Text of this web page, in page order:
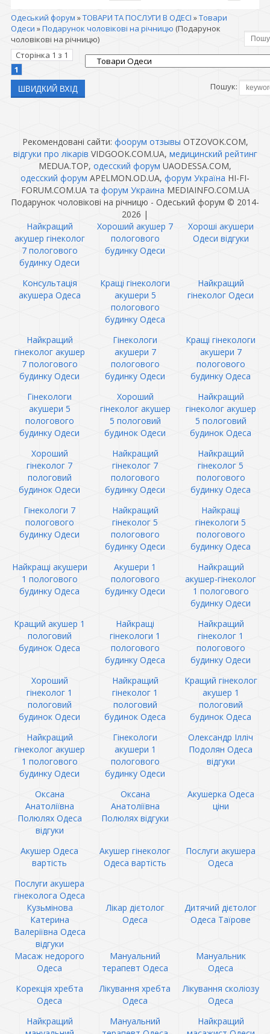
Одеський форум »ТОВАРИ ТА ПОСЛУГИ В ОДЕСІ »Товари
Одеси »Подарунок чоловікові на річницю (Подарунок
чоловікові на річницю)
Сторінка 1 з 1
1
Пошук:
Рекомендовані сайти: фоорум отзывы OTZOVOK.COM,
відгуки про лікарів VIDGOOK.COM.UA, медицинский рейтинг
MEDUA.TOP, одесский форум UAODESSA.COM,
одесский форум APELMON.OD.UA, форум Україна HI-FI-
FORUM.COM.UA та форум Украина MEDIAINFO.COM.UA
Подарунок чоловікові на річницю - Одеський форум © 2014-
2026 |
Найкращий
акушер гінеколог
7 пологового
будинку Одеси
Хороший акушер 7
пологового
будинку Одеси
Хороші акушери
Одеси відгуки
Консультація
акушера Одеса
Кращі гінекологи
акушери 5
пологового
будинку Одеса
Найкращий
гінеколог Одеси
Найкращий
гінеколог акушер
7 пологового
будинку Одеси
Гінекологи
акушери 7
пологового
будинку Одеси
Кращі гінекологи
акушери 7
пологового
будинку Одеса
Гінекологи
акушери 5
пологового
будинку Одеси
Хороший
гінеколог акушер
5 пологовий
будинок Одеси
Найкращий
гінеколог акушер
5 пологовий
будинок Одеса
Хороший
гінеколог 7
пологовий
будинок Одеси
Найкращий
гінеколог 7
пологового
будинку Одеси
Найкращий
гінеколог 5
пологового
будинку Одеса
Гінекологи 7
пологового
будинку Одеси
Найкращий
гінеколог 5
пологового
будинку Одеси
Найкращі
гінекологи 5
пологового
будинку Одеса
Найкращі акушери
1 пологового
будинку Одеса
Акушери 1
пологового
будинку Одеси
Найкращий
акушер-гінеколог
1 пологового
будинку Одеси
Кращий акушер 1
пологовий
будинок Одеса
Найкращі
гінекологи 1
пологового
будинку Одеса
Найкращий
гінеколог 1
пологового
будинку Одеси
Хороший
гінеколог 1
пологовий
будинок Одеси
Найкращий
гінеколог 1
пологовий
будинок Одеса
Кращий гінеколог
акушер 1
пологовий
будинок Одеса
Найкращий
гінеколог акушер
1 пологового
будинку Одеси
Гінекологи
акушери 1
пологового
будинку Одеси
Олександр Ілліч
Подолян Одеса
відгуки
Оксана
Анатоліївна
Полюлях Одеса
відгуки
Оксана
Анатоліївна
Полюлях відгуки
Акушерка Одеса
ціни
Акушер Одеса
вартість
Акушер гінеколог
Одеса вартість
Послуги акушера
Одеса
Послуги акушера
гінеколога Одеса
Кузьмінова
Катерина
Валеріївна Одеса
відгуки
Лікар дієтолог
Одеса
Дитячий дієтолог
Одеса Таїрове
Масаж недорого
Одеса
Мануальний
терапевт Одеса
Мануальник
Одеса
Корекція хребта
Одеса
Лікування хребта
Одеса
Лікування сколіозу
Одеса
Найкращий
Мануальний
Найкращий